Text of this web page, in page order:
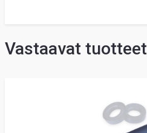
Vastaavat tuotteet